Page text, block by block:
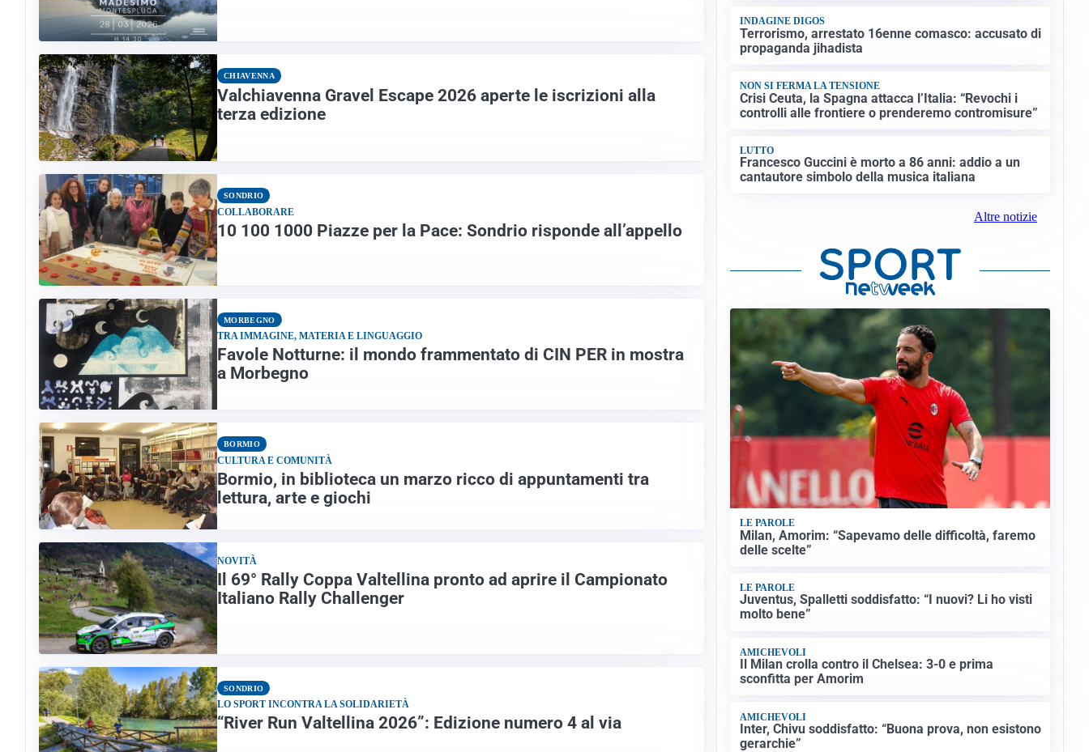
CHIAVENNA
Valchiavenna Gravel Escape 2026 aperte le iscrizioni alla
terza edizione
SONDRIO
COLLABORARE
10 100 1000 Piazze per la Pace: Sondrio risponde all’appello
MORBEGNO
TRA IMMAGINE, MATERIA E LINGUAGGIO
Favole Notturne: il mondo frammentato di CIN PER in mostra
a Morbegno
BORMIO
CULTURA E COMUNITÀ
Bormio, in biblioteca un marzo ricco di appuntamenti tra
lettura, arte e giochi
NOVITÀ
Il 69° Rally Coppa Valtellina pronto ad aprire il Campionato
Italiano Rally Challenger
SONDRIO
LO SPORT INCONTRA LA SOLIDARIETÀ
“River Run Valtellina 2026”: Edizione numero 4 al via
INDAGINE DIGOS
Terrorismo, arrestato 16enne comasco: accusato di
propaganda jihadista
NON SI FERMA LA TENSIONE
Crisi Ceuta, la Spagna attacca l’Italia: “Revochi i
controlli alle frontiere o prenderemo contromisure”
LUTTO
Francesco Guccini è morto a 86 anni: addio a un
cantautore simbolo della musica italiana
Altre notizie
LE PAROLE
Milan, Amorim: “Sapevamo delle difficoltà, faremo
delle scelte”
LE PAROLE
Juventus, Spalletti soddisfatto: “I nuovi? Li ho visti
molto bene”
AMICHEVOLI
Il Milan crolla contro il Chelsea: 3-0 e prima
sconfitta per Amorim
AMICHEVOLI
Inter, Chivu soddisfatto: “Buona prova, non esistono
gerarchie”